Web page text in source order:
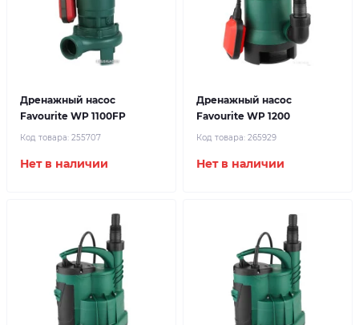
Дренажный насос
Favourite WP 1100FP
Код товара: 255707
Нет в наличии
Дренажный насос
Favourite WP 1200
Код товара: 265929
Нет в наличии